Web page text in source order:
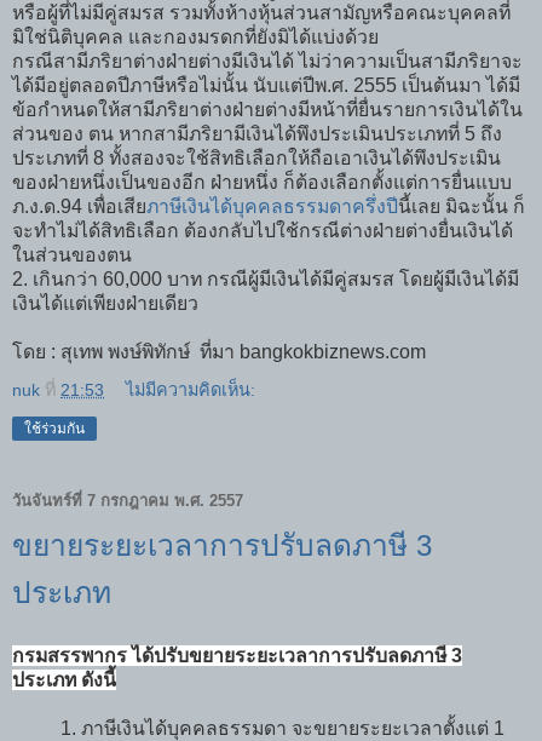
หรือผู้ที่ไม่มีคู่สมรส รวมทั้งห้างหุ้นส่วนสามัญหรือคณะบุคคลที่
มิใช่นิติบุคคล และกองมรดกที่ยังมิได้แบ่งด้วย
กรณีสามีภริยาต่างฝ่ายต่างมีเงินได้ ไม่ว่าความเป็นสามีภริยาจะ
ได้มีอยู่ตลอดปีภาษีหรือไม่นั้น นับแต่ปีพ.ศ. 2555 เป็นต้นมา ได้มี
ข้อกำหนดให้สามีภริยาต่างฝ่ายต่างมีหน้าที่ยื่นรายการเงินได้ใน
ส่วนของ ตน หากสามีภริยามีเงินได้พึงประเมินประเภทที่ 5 ถึง
ประเภทที่ 8 ทั้งสองจะใช้สิทธิเลือกให้ถือเอาเงินได้พึงประเมิน
ของฝ่ายหนึ่งเป็นของอีก ฝ่ายหนึ่ง ก็ต้องเลือกตั้งแต่การยื่นแบบ
ภ.ง.ด.94 เพื่อเสียภาษีเงินได้บุคคลธรรมดาครึ่งปีนี้เลย มิฉะนั้น ก็
จะทำไม่ได้สิทธิเลือก ต้องกลับไปใช้กรณีต่างฝ่ายต่างยื่นเงินได้
ในส่วนของตน
2. เกินกว่า 60,000 บาท กรณีผู้มีเงินได้มีคู่สมรส โดยผู้มีเงินได้มี
เงินได้แต่เพียงฝ่ายเดียว
โดย : สุเทพ พงษ์พิทักษ์ ที่มา bangkokbiznews.com
nuk ที่ 21:53 ไม่มีความคิดเห็น:
ใช้ร่วมกัน
วันจันทร์ที่ 7 กรกฎาคม พ.ศ. 2557
ขยายระยะเวลาการปรับลดภาษี 3
ประเภท
กรมสรรพากร ได้ปรับขยายระยะเวลาการปรับลดภาษี 3
ประเภท ดังนี้
1. ภาษีเงินได้บุคคลธรรมดา จะขยายระยะเวลาตั้งแต่ 1